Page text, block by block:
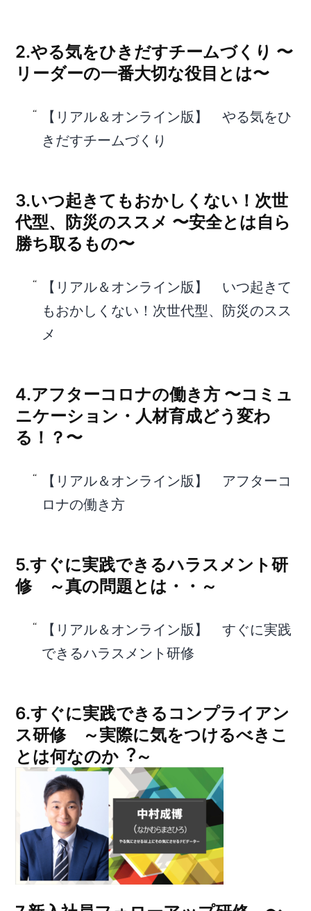
2.やる気をひきだすチームづくり 〜
リーダーの一番大切な役目とは〜
【リアル＆オンライン版】 やる気をひ
きだすチームづくり
3.いつ起きてもおかしくない！次世
代型、防災のススメ 〜安全とは自ら
勝ち取るもの〜
【リアル＆オンライン版】 いつ起きて
もおかしくない！次世代型、防災のスス
メ
4.アフターコロナの働き⽅ 〜コミュ
ニケーション・⼈材育成どう変わ
る！？〜
【リアル＆オンライン版】 アフターコ
ロナの働き⽅
5.すぐに実践できるハラスメント研
修 ～真の問題とは・・～
【リアル＆オンライン版】 すぐに実践
できるハラスメント研修
6.すぐに実践できるコンプライアン
ス研修 ～実際に気をつけるべきこ
とは何なのか︖～